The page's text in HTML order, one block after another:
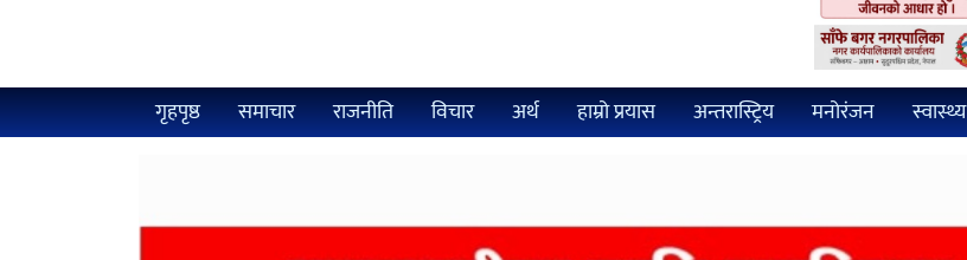
गृहपृष्ठ समाचार राजनीति विचार अर्थ हाम्रो प्रयास अन्तरास्ट्रिय मनोरंजन स्वास्थ्य